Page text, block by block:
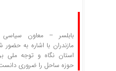
بابلسر – معاون سیاسی
مازندران با اشاره به حضور
استان نگاه و توجه ملی
حوزه ساحل را ضروری